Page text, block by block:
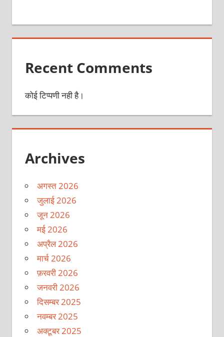
Recent Comments
कोई टिप्पणी नही है।
Archives
अगस्त 2026
जुलाई 2026
जून 2026
मई 2026
अप्रैल 2026
मार्च 2026
फ़रवरी 2026
जनवरी 2026
दिसम्बर 2025
नवम्बर 2025
अक्टूबर 2025